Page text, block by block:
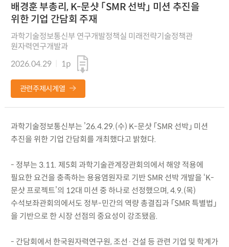
배경훈 부총리, K-문샷 「SMR 선박」 미션 추진을
위한 기업 간담회 주재
과학기술정보통신부 연구개발정책실 미래전략기술정책관
원자력연구개발과
2026.04.29
1p
관련주제시계열
과학기술정보통신부는 ’26.4.29.(수) K-문샷 「SMR 선박」 미션
추진을 위한 기업 간담회를 개최했다고 밝혔다.
- 정부는 3.11. 제5회 과학기술관계장관회의에서 해양 적용에
필요한 요건을 충족하는 용융염원자로 기반 SMR 선박 개발을 ‘K-
문샷 프로젝트’의 12대 미션 중 하나로 선정했으며, 4.9.(목)
수석보좌관회의에서도 정부-민간의 역량 총결집과 「SMR 특별법」
을 기반으로 한 시장 선점의 중요성이 강조됐음.
- 간담회에서 한국원자력연구원, 조선·건설 등 관련 기업 및 학계가